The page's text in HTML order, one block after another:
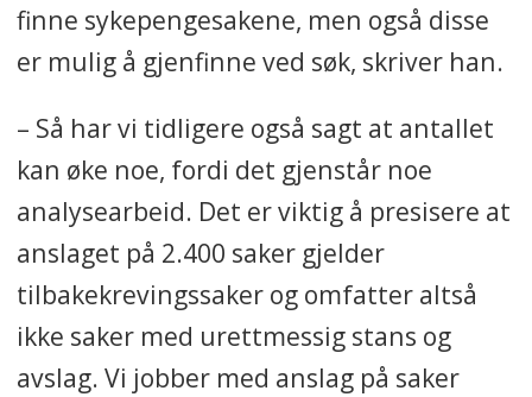
finne sykepengesakene, men også disse
er mulig å gjenfinne ved søk, skriver han.
– Så har vi tidligere også sagt at antallet
kan øke noe, fordi det gjenstår noe
analysearbeid. Det er viktig å presisere at
anslaget på 2.400 saker gjelder
tilbakekrevingssaker og omfatter altså
ikke saker med urettmessig stans og
avslag. Vi jobber med anslag på saker